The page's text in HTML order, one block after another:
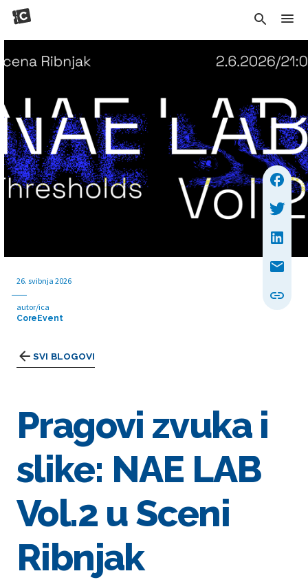
SVI BLOGOVI
26. svibnja 2026
autor/ica
CoreEvent
Pragovi zvuka i
slike: NAE LAB
Vol.2 u Sceni
Ribnjak